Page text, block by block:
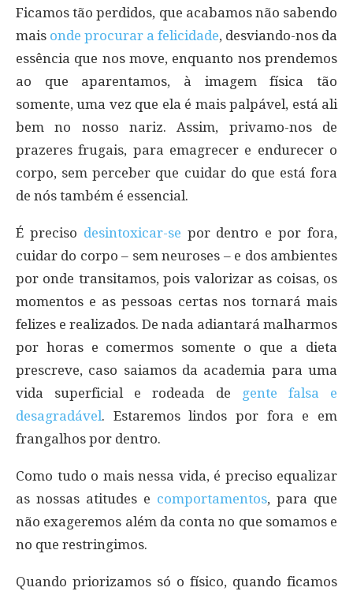
Ficamos tão perdidos, que acabamos não sabendo
mais onde procurar a felicidade, desviando-nos da
essência que nos move, enquanto nos prendemos
ao que aparentamos, à imagem física tão
somente, uma vez que ela é mais palpável, está ali
bem no nosso nariz. Assim, privamo-nos de
prazeres frugais, para emagrecer e endurecer o
corpo, sem perceber que cuidar do que está fora
de nós também é essencial.
É preciso desintoxicar-se por dentro e por fora,
cuidar do corpo – sem neuroses – e dos ambientes
por onde transitamos, pois valorizar as coisas, os
momentos e as pessoas certas nos tornará mais
felizes e realizados. De nada adiantará malharmos
por horas e comermos somente o que a dieta
prescreve, caso saiamos da academia para uma
vida superficial e rodeada de gente falsa e
desagradável. Estaremos lindos por fora e em
frangalhos por dentro.
Como tudo o mais nessa vida, é preciso equalizar
as nossas atitudes e comportamentos, para que
não exageremos além da conta no que somamos e
no que restringimos.
Quando priorizamos só o físico, quando ficamos